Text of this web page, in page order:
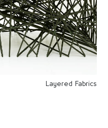
Layered Fabrics